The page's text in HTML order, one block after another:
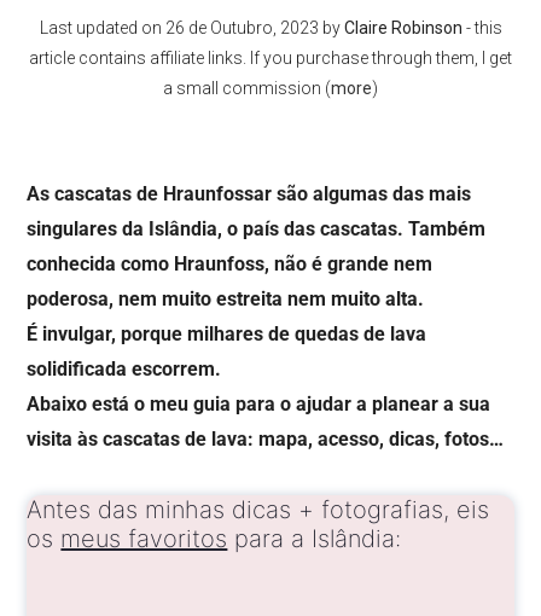
Last updated on 26 de Outubro, 2023 byClaire Robinson - this
article contains affiliate links. If you purchase through them, I get
a small commission (more)
As cascatas de Hraunfossar são algumas das mais
singulares da Islândia, o país das cascatas. Também
conhecida como Hraunfoss, não é grande nem
poderosa, nem muito estreita nem muito alta.
É invulgar, porque milhares de quedas de lava
solidificada escorrem.
Abaixo está o meu guia para o ajudar a planear a sua
visita às cascatas de lava: mapa, acesso, dicas, fotos…
Antes das minhas dicas + fotografias, eis
os meus favoritos para a Islândia: